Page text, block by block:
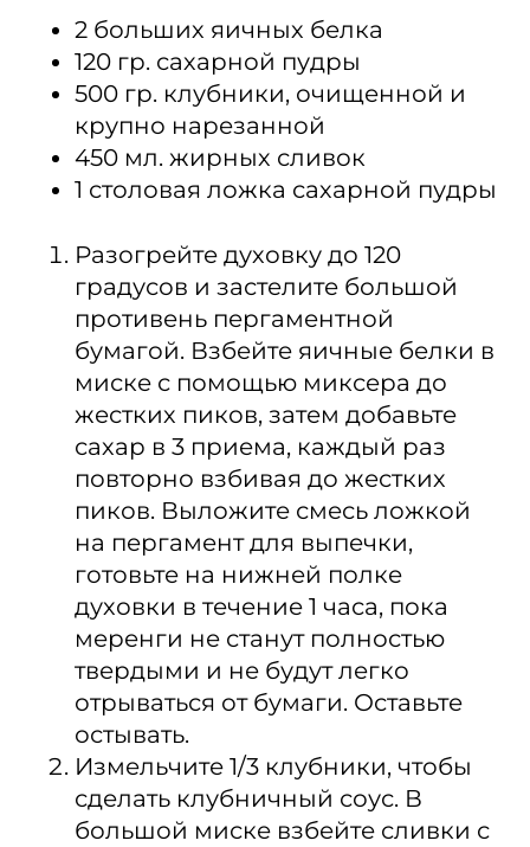
2 больших яичных белка
120 гр. сахарной пудры
500 гр. клубники, очищенной и
крупно нарезанной
450 мл. жирных сливок
1 столовая ложка сахарной пудры
Разогрейте духовку до 120
градусов и застелите большой
противень пергаментной
бумагой. Взбейте яичные белки в
миске с помощью миксера до
жестких пиков, затем добавьте
сахар в 3 приема, каждый раз
повторно взбивая до жестких
пиков. Выложите смесь ложкой
на пергамент для выпечки,
готовьте на нижней полке
духовки в течение 1 часа, пока
меренги не станут полностью
твердыми и не будут легко
отрываться от бумаги. Оставьте
остывать.
Измельчите 1/3 клубники, чтобы
сделать клубничный соус. В
большой миске взбейте сливки с